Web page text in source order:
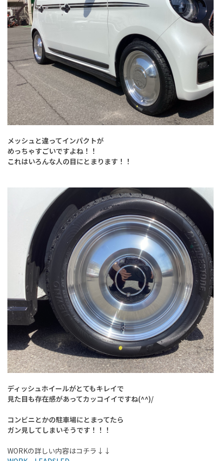
メッシュと違ってインパクトが
めっちゃすごいですよね！！
これはいろんな人の目にとまります！！
ディッシュホイールがとてもキレイで
見た目も存在感があってカッコイイですね(^^)/
コンビニとかの駐車場にとまってたら
ガン見してしまいそうです！！！
WORKの詳しい内容はコチラ↓↓